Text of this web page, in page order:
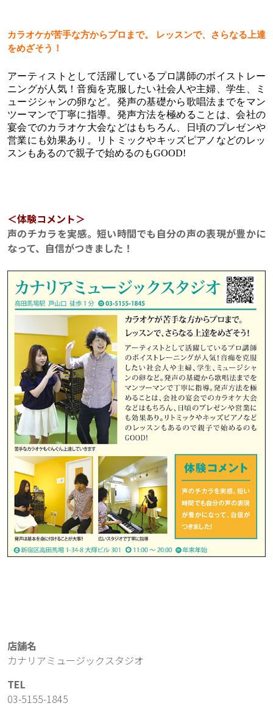
カラオケが苦手な方からプロまで。 レッスンで、さらなる上達
をめざそう！
アーティストとして活躍しているプロ講師のボイストレー
ニングが人気！音痴を克服したい社会人や主婦、学生、ミ
ュージシャンの卵など。発声の基礎から歌唱法までをマン
ツーマンで丁寧に指導。発声方法を極めることは、会社の
宴会でのカラオケ大会などはもちろん、日頃のプレゼンや
営業にも効果あり。リトミックやキッズピアノなどのレッ
スンもあるので親子で始めるのもGOOD!
＜体験コメント＞
声のチカラを実感。短い時間でも自分の声の表現が豊かに
なって、自信がつきました！
店舗名
カナリアミュージックスタジオ
TEL
03-5155-1845